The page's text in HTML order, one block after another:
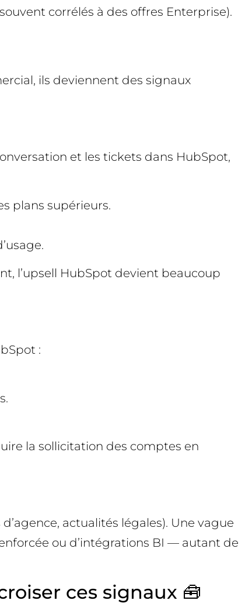
corrélés à des offres Enterprise).
ils deviennent des signaux
et les tickets dans HubSpot,
plans supérieurs.
l’upsell HubSpot devient beaucoup
:
la sollicitation des comptes en
actualités légales). Une vague
ou d’intégrations BI — autant de
ces signaux 🧰